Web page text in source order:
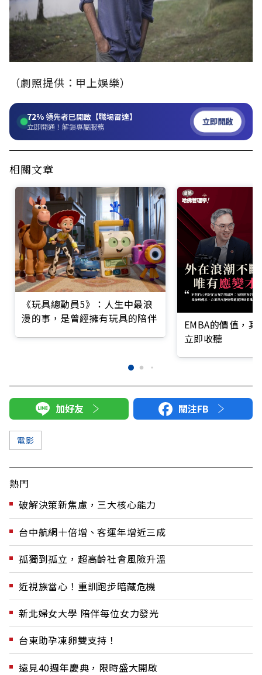
（劇照提供：甲上娛樂）
72%領先者已開啟【職場雷達】
立即開通！解鎖專屬服務 立即開啟
相關文章
《玩具總動員5》：人生中最浪
漫的事，是曾經擁有玩具的陪伴
EMBA的價值，
立即收聽
加好友 關注FB
電影
熱門
破解決策新焦慮，三大核心能力
台中航網十倍增、客運年增近三成
孤獨到孤立，超高齡社會風險升溫
近視族當心！重訓跑步暗藏危機
新北婦女大學 陪伴每位女力發光
台東助孕凍卵雙支持！
遠見40週年慶典，限時盛大開啟